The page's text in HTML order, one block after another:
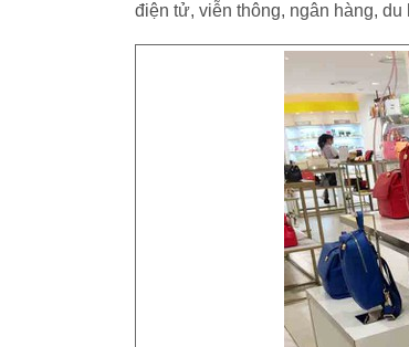
điện tử, viễn thông, ngân hàng,